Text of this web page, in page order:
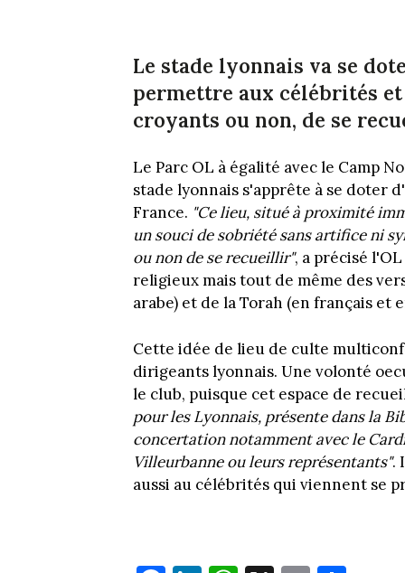
Le stade lyonnais va se
permettre aux célébrités
croyants ou non, de se
Le Parc OL à égalité avec le Camp
stade lyonnais s'apprête à se doter
France. "Ce lieu, situé à proximité
un souci de sobriété sans artifice ni
ou non de se recueillir", a précisé
religieux mais tout de même des
arabe) et de la Torah (en français et
Cette idée de lieu de culte
dirigeants lyonnais. Une volonté
le club, puisque cet espace de
pour les Lyonnais, présente dans la
concertation notamment avec le
Villeurbanne ou leurs représentants".
aussi au célébrités qui viennent se